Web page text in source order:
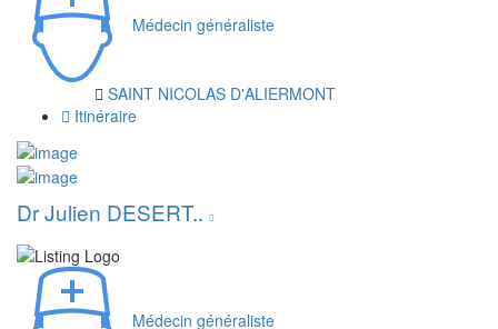
Médecin généraliste
SAINT NICOLAS D'ALIERMONT
Itinéraire
Dr Julien DESERT..
Médecin généraliste